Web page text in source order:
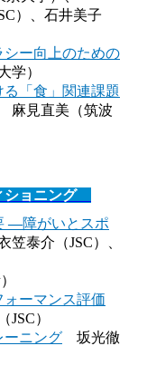
）、 石井美子
ー向上のための
学）
「⾷」関連課題
麻見直美（筑波
ショニング
―障がいとスポ
泰介（JSC）、
ーマンス評価
）
ニング 坂光徹